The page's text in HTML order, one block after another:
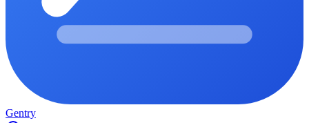
Gentry